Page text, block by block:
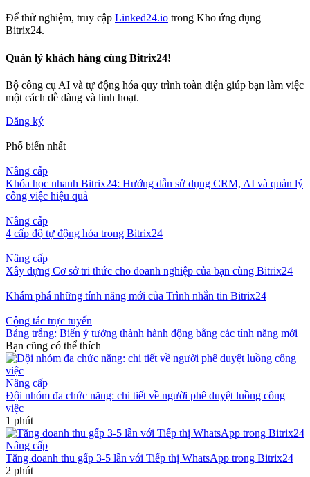
Để thử nghiệm, truy cập Linked24.io trong Kho ứng dụng
Bitrix24.
Quản lý khách hàng cùng Bitrix24!
Bộ công cụ AI và tự động hóa quy trình toàn diện giúp bạn làm việc
một cách dễ dàng và linh hoạt.
Đăng ký
Phổ biến nhất
Nâng cấp
Khóa học nhanh Bitrix24: Hướng dẫn sử dụng CRM, AI và quản lý
công việc hiệu quả
Nâng cấp
4 cấp độ tự động hóa trong Bitrix24
Nâng cấp
Xây dựng Cơ sở tri thức cho doanh nghiệp của bạn cùng Bitrix24
Khám phá những tính năng mới của Trình nhắn tin Bitrix24
Cộng tác trực tuyến
Bảng trắng: Biến ý tưởng thành hành động bằng các tính năng mới
Bạn cũng có thể thích
Nâng cấp
Đội nhóm đa chức năng: chi tiết về người phê duyệt luồng công
việc
1 phút
Nâng cấp
Tăng doanh thu gấp 3-5 lần với Tiếp thị WhatsApp trong Bitrix24
2 phút